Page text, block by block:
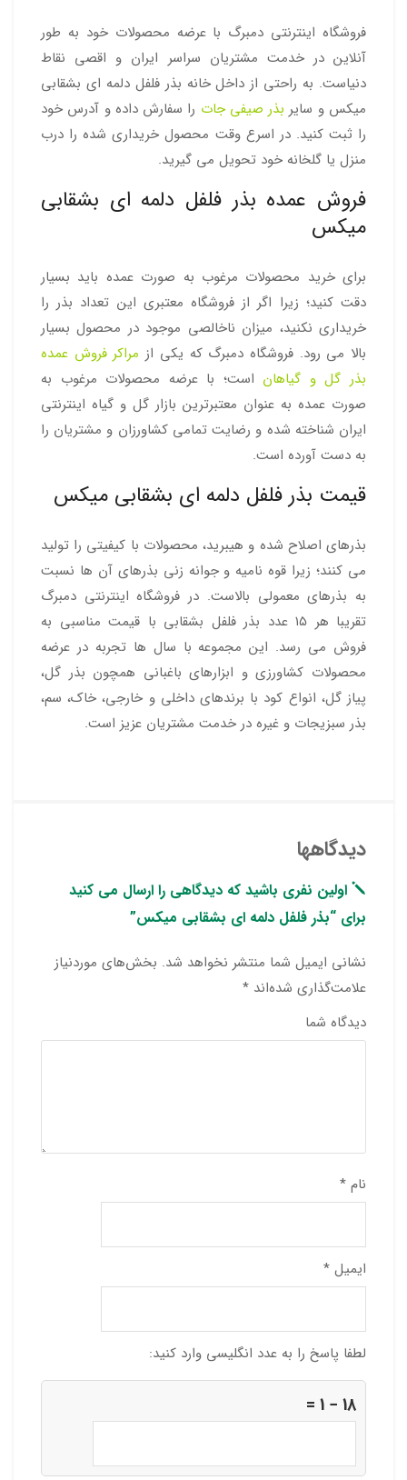
فروشگاه اینترنتی دمبرگ با عرضه محصولات خود به طور
آنلاین در خدمت مشتریان سراسر ایران و اقصی نقاط
دنیاست. به راحتی از داخل خانه بذر فلفل دلمه ای بشقابی
میکس و سایر بذر صیفی جات را سفارش داده و آدرس خود
را ثبت کنید. در اسرع وقت محصول خریداری شده را درب
منزل یا گلخانه خود تحویل می گیرید.
فروش عمده بذر فلفل دلمه ای بشقابی
میکس
برای خرید محصولات مرغوب به صورت عمده باید بسیار
دقت کنید؛ زیرا اگر از فروشگاه معتبری این تعداد بذر را
خریداری نکنید، میزان ناخالصی موجود در محصول بسیار
بالا می رود. فروشگاه دمبرگ که یکی از مراکر فروش عمده
بذر گل و گیاهان است؛ با عرضه محصولات مرغوب به
صورت عمده به عنوان معتبرترین بازار گل و گیاه اینترنتی
ایران شناخته شده و رضایت تمامی کشاورزان و مشتریان را
به دست آورده است.
قیمت بذر فلفل دلمه ای بشقابی میکس
بذرهای اصلاح شده و هیبرید، محصولات با کیفیتی را تولید
می کنند؛ زیرا قوه نامیه و جوانه زنی بذرهای آن ها نسبت
به بذرهای معمولی بالاست. در فروشگاه اینترنتی دمبرگ
تقریبا هر ۱۵ عدد بذر فلفل بشقابی با قیمت مناسبی به
فروش می رسد. این مجموعه با سال ها تجربه در عرضه
محصولات کشاورزی و ابزارهای باغبانی همچون بذر گل،
پیاز گل، انواع کود با برندهای داخلی و خارجی، خاک، سم،
بذر سبزیجات و غیره در خدمت مشتریان عزیز است.
دیدگاهها
اولین نفری باشید که دیدگاهی را ارسال می کنید
برای “بذر فلفل دلمه ای بشقابی میکس”
نشانی ایمیل شما منتشر نخواهد شد. بخش‌های موردنیاز
علامت‌گذاری شده‌اند *
دیدگاه شما
نام *
ایمیل *
لطفا پاسخ را به عدد انگلیسی وارد کنید:
18 − 1 =